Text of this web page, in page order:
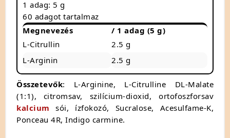
1 adag: 5 g
60 adagot tartalmaz
Megnevezés
/ 1 adag (5 g)
L-Citrullin
2.5 g
L-Arginin
2.5 g
Összetevők: L-Arginine, L-Citrulline DL-Malate
(1:1), citromsav, szilícium-dioxid, ortofoszforsav
kalcium sói, ízfokozó, Sucralose, Acesulfame-K,
Ponceau 4R, Indigo carmine.